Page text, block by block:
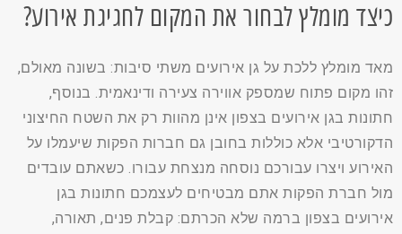
כיצד מומלץ לבחור את המקום לחגיגת אירוע?
מאד מומלץ ללכת על גן אירועים משתי סיבות: בשונה מאולם,
זהו מקום פתוח שמספק אווירה צעירה ודינאמית. בנוסף,
חתונות בגן אירועים בצפון אינן מהוות רק את השטח החיצוני
הדקורטיבי אלא כוללות בחובן גם חברות הפקות שיעמלו על
האירוע ויצרו עבורכם נוסחה מנצחת עבורו. כשאתם עובדים
מול חברת הפקות אתם מבטיחים לעצמכם חתונות בגן
אירועים בצפון ברמה שלא הכרתם: קבלת פנים, תאורה,